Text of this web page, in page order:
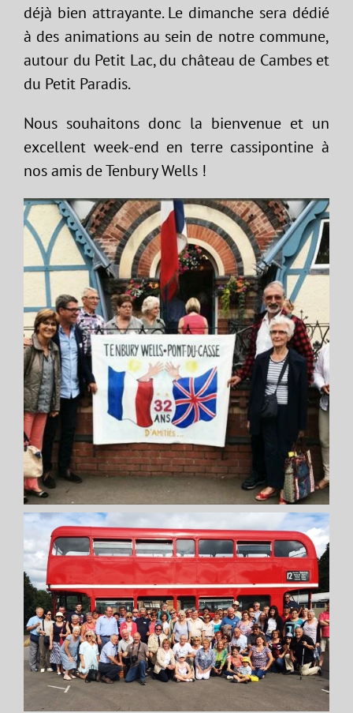
déjà bien attrayante. Le dimanche sera dédié
à des animations au sein de notre commune,
autour du Petit Lac, du château de Cambes et
du Petit Paradis.
Nous souhaitons donc la bienvenue et un
excellent week-end en terre cassipontine à
nos amis de Tenbury Wells !